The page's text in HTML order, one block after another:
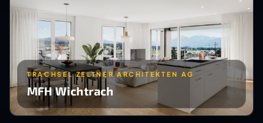
TRACHSEL ZELTNER ARCHITEKTEN AG
MFH Wichtrach